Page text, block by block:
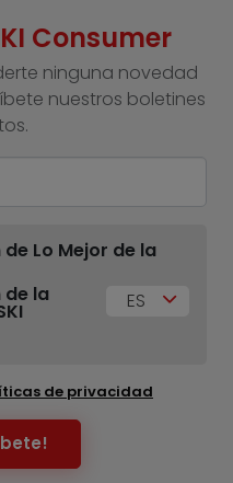
Consumer
ninguna novedad
nuestros boletines
Lo Mejor de la
la
ES
de privacidad